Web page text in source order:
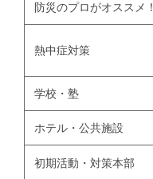
防災のプロがオススメ！
熱中症対策
学校・塾
ホテル・公共施設
初期活動・対策本部